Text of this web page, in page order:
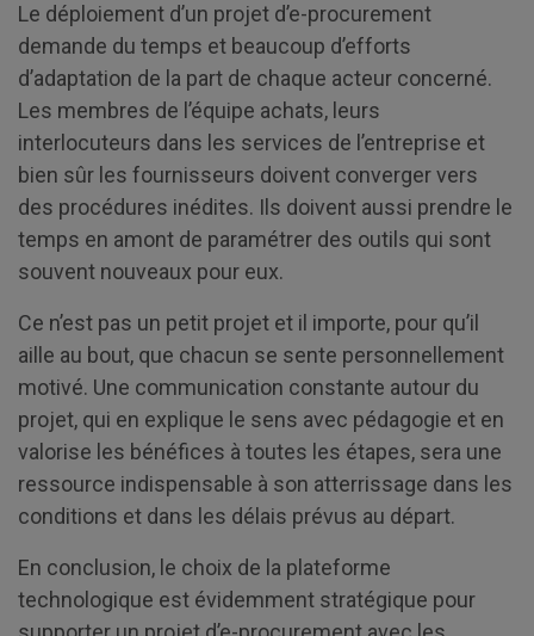
Le déploiement d’un projet d’e-procurement
demande du temps et beaucoup d’efforts
d’adaptation de la part de chaque acteur concerné.
Les membres de l’équipe achats, leurs
interlocuteurs dans les services de l’entreprise et
bien sûr les fournisseurs doivent converger vers
des procédures inédites. Ils doivent aussi prendre le
temps en amont de paramétrer des outils qui sont
souvent nouveaux pour eux.
Ce n’est pas un petit projet et il importe, pour qu’il
aille au bout, que chacun se sente personnellement
motivé. Une communication constante autour du
projet, qui en explique le sens avec pédagogie et en
valorise les bénéfices à toutes les étapes, sera une
ressource indispensable à son atterrissage dans les
conditions et dans les délais prévus au départ.
En conclusion, le choix de la plateforme
technologique est évidemment stratégique pour